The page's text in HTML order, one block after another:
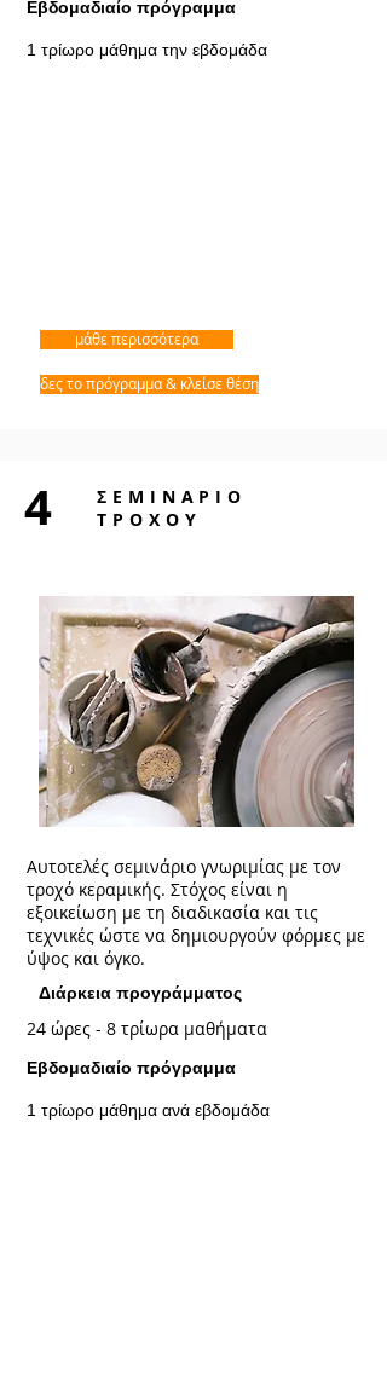
Εβδομαδιαίο πρόγραμμα
1 τρίωρο μάθημα την εβδομάδα
μάθε περισσότερα
δες το πρόγραμμα & κλείσε θέση
4
ΣΕΜΙΝΑΡΙΟ
ΤΡΟΧΟΥ
Αυτοτελές σεμινάριο γνωριμίας με τον
τροχό κεραμικής. Στόχος είναι η
εξοικείωση με τη διαδικασία και τις
τεχνικές ώστε να δημιουργούν φόρμες με
ύψος και όγκο.
Διάρκεια προγράμματος
24 ώρες - 8 τρίωρα μαθήματα
Εβδομαδιαίο πρόγραμμα
1 τρίωρο μάθημα ανά εβδομάδα